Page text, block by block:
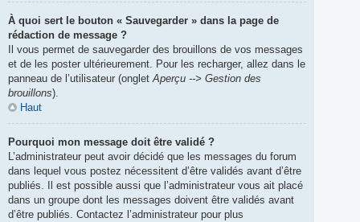
À quoi sert le bouton « Sauvegarder » dans la page de
rédaction de message ?
Il vous permet de sauvegarder des brouillons de vos messages
et de les poster ultérieurement. Pour les recharger, allez dans le
panneau de l’utilisateur (onglet Aperçu --> Gestion des
brouillons).
Haut
Pourquoi mon message doit être validé ?
L’administrateur peut avoir décidé que les messages du forum
dans lequel vous postez nécessitent d’être validés avant d’être
publiés. Il est possible aussi que l’administrateur vous ait placé
dans un groupe dont les messages doivent être validés avant
d’être publiés. Contactez l’administrateur pour plus